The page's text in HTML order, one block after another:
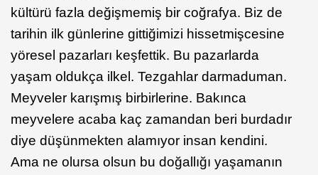
kültürü fazla değişmemiş bir coğrafya. Biz de
tarihin ilk günlerine gittiğimizi hissetmişcesine
yöresel pazarları keşfettik. Bu pazarlarda
yaşam oldukça ilkel. Tezgahlar darmaduman.
Meyveler karışmış birbirlerine. Bakınca
meyvelere acaba kaç zamandan beri burdadır
diye düşünmekten alamıyor insan kendini.
Ama ne olursa olsun bu doğallığı yaşamanın